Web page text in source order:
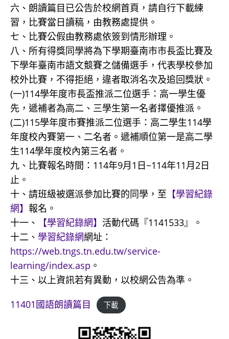
六、朗讀篇目已公告於校網首頁，請自行下載練
習，比賽當日讀稿，由教務處提供。
七、比賽公假由教務處依簽到情形辦理。
八、所有得獎同學將為下學期臺南市市長盃比賽及
下學年臺南市語文競賽之儲備選手，代表學校參加
校外比賽，不得拒絕，違者取消名次及追回獎狀。
(一)114學年度市長盃推派二位選手：高一學生優
先，遞補者為高二、三學生第一名者擇優推派。
(二)115學年度市賽推派二位選手：高二學生114學
年度校內賽第一、二名者。遞補順位第一是高二學
生114學年度校內第三名者。
九、比賽報名時間：114年9月1日~114年11月2日
止。
十、請班級被選派參加比賽的同學，至 【學習紀錄
網】 報名。
十一、
【學習紀錄網】 活動代碼『1141533』。
十二、 學習紀錄網網址：
https://web.tngs.tn.edu.tw/service-
learning/index.asp 。
十三、以上資訊若有異動，以校網公告為準。
11401國語朗讀篇目
下載